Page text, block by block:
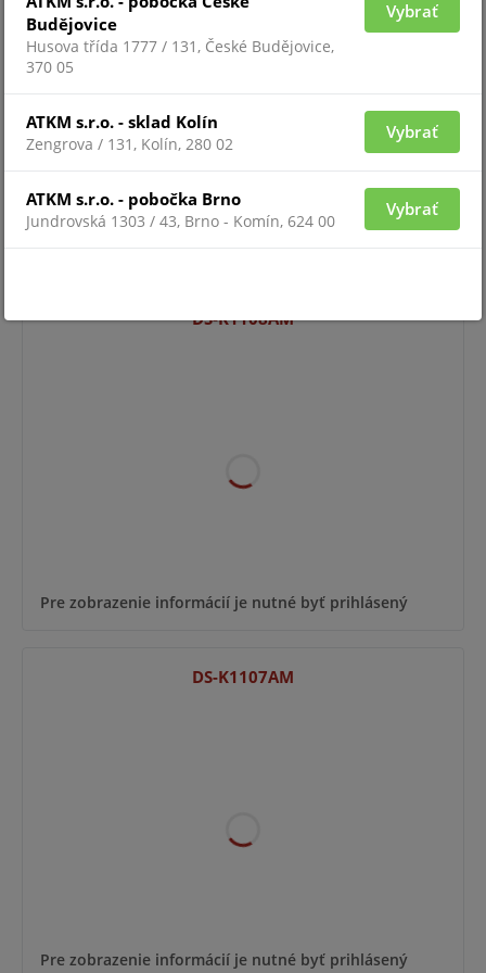
Pre zobrazenie informácií je nutné byť prihlásený
DS-K1108AM
Pre zobrazenie informácií je nutné byť prihlásený
DS-K1107AM
Pre zobrazenie informácií je nutné byť prihlásený
Budějovice
Husova třída 1777 / 131, České Budějovice,
370 05
Vybrať
ATKM s.r.o. - sklad Kolín
Zengrova / 131, Kolín, 280 02
Vybrať
ATKM s.r.o. - pobočka Brno
Jundrovská 1303 / 43, Brno - Komín, 624 00
Vybrať